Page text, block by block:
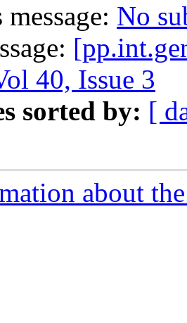
No
40, Issue 3
sorted by: [
about